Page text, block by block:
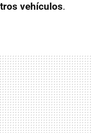
vehículos.